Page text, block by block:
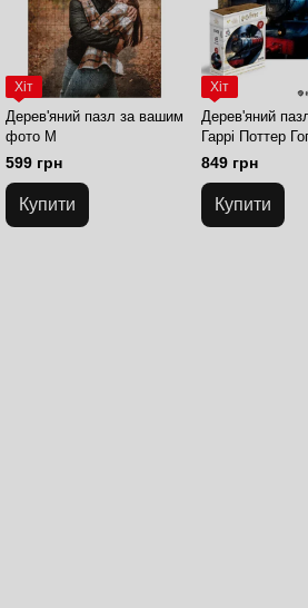
Хіт
Дерев'яний пазл за вашим
фото M
599 грн
Купити
Хіт
Дерев'яний
Гаррі Поттер
Експрес L
849 грн
Купити